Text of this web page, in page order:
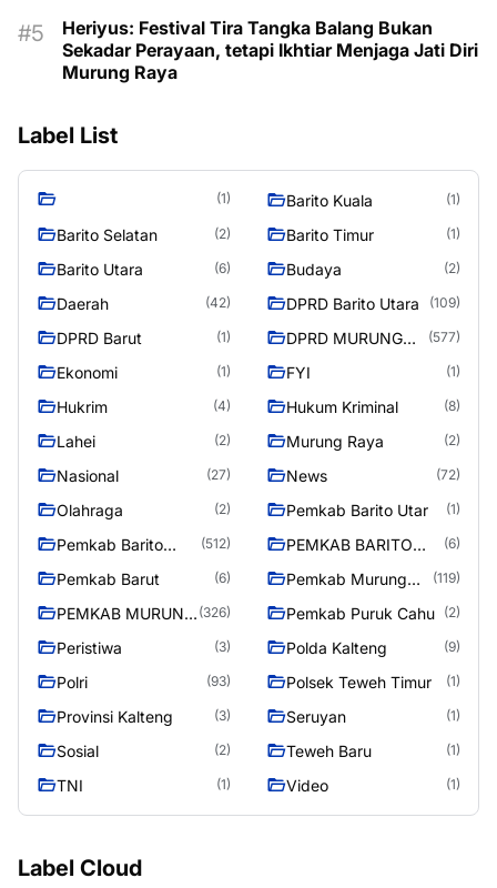
Heriyus: Festival Tira Tangka Balang Bukan
Sekadar Perayaan, tetapi Ikhtiar Menjaga Jati Diri
Murung Raya
Label List
(1) Barito Kuala (1)
Barito Selatan (2) Barito Timur (1)
Barito Utara (6) Budaya (2)
Daerah (42) DPRD Barito Utara (109)
DPRD Barut (1)
DPRD MURUNG
(577)
Ekonomi (1) FYI (1)
Hukrim (4) Hukum Kriminal (8)
Lahei (2) Murung Raya (2)
Nasional (27) News (72)
Olahraga (2) Pemkab Barito Utar (1)
Pemkab Barito
(512)
PEMKAB BARITO
(6)
Pemkab Barut (6)
Pemkab Murung
(119)
PEMKAB MURUNG (326) Pemkab Puruk Cahu (2)
Peristiwa (3) Polda Kalteng (9)
Polri (93) Polsek Teweh Timur (1)
Provinsi Kalteng (3) Seruyan (1)
Sosial (2) Teweh Baru (1)
TNI (1) Video (1)
Label Cloud